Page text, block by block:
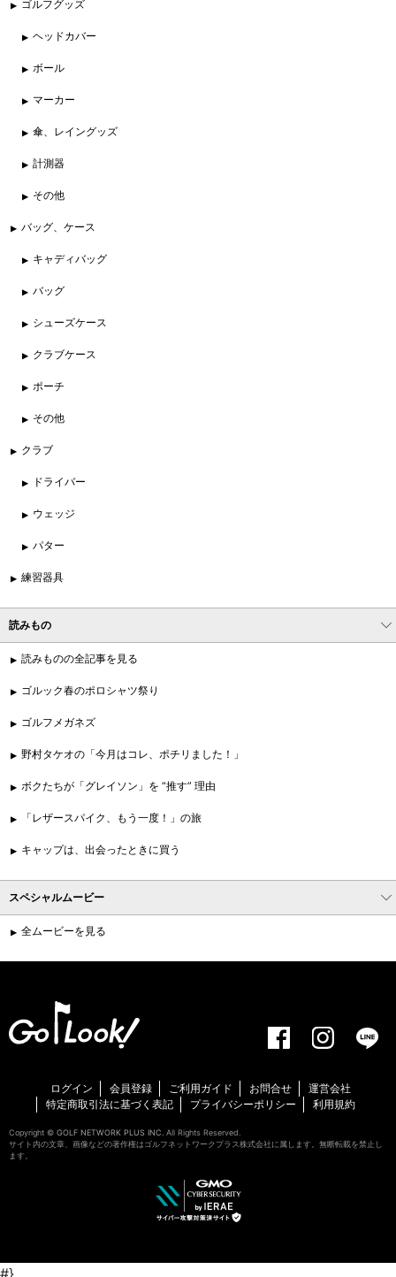
ゴルフグッズ
ヘッドカバー
ボール
マーカー
傘、レイングッズ
計測器
その他
バッグ、ケース
キャディバッグ
バッグ
シューズケース
クラブケース
ポーチ
その他
クラブ
ドライバー
ウェッジ
パター
練習器具
読みもの
読みものの全記事を見る
ゴルック春のポロシャツ祭り
ゴルフメガネズ
野村タケオの「今月はコレ、ポチリました！」
ボクたちが「グレイソン」を “推す” 理由
「レザースパイク、もう一度！」の旅
キャップは、出会ったときに買う
スペシャルムービー
全ムービーを見る
ログイン 会員登録 ご利用ガイド お問合せ
運営会社
特定商取引法に基づく表記
プライバシーポリシー 利用規約
Copyright © GOLF NETWORK PLUS INC. All Rights Reserved.
サイト内の文章、画像などの著作権はゴルフネットワークプラス株式会社に属します。無断転載を禁止し
ます。